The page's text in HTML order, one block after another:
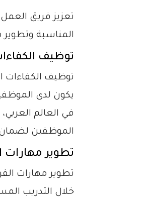
تعزيز فريق
المناسبة وتطوير
توظيف
توظيف الكفاءات
يكون لدى
في العالم
الموظفين لضمان
تطوير مهارات
تطوير مهارات
خلال التدريب